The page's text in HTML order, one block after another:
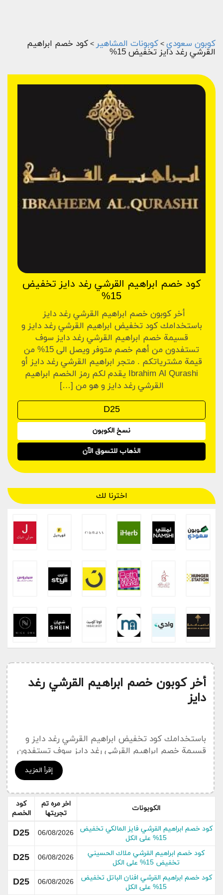
كوبون سعودي > كوبونات المشاهير > كود خصم ابراهيم
القرشي رغد دايز تخفيض 15%
كود خصم ابراهيم القرشي رغد دايز تخفيض
15%
أخر كوبون خصم ابراهيم القرشي رغد دايز
باستخدامك كود تخفيض ابراهيم القرشي رغد دايز و
قسيمة خصم ابراهيم القرشي رغد دايز سوف
تستفدون من أهم خصم متوفر ويصل الى 15% من
قيمة مشترياتكم . متجر ابراهيم القرشي رغد دايز أو
Ibrahim Al Qurashi يقدم لكم رمز الخصم ابراهيم
القرشي رغد دايز و هو من […]
نسخ الكوبون
الذهاب للتسوق الآن
اخترنا لك
إقرأ المزيد
أخر كوبون خصم ابراهيم القرشي رغد
دايز
باستخدامك كود تخفيض ابراهيم القرشي رغد دايز و
قسيمة خصم ابراهيم القرشي رغد دايز سوف تستفدون
من أهم خصم متوفر ويصل الى 15% من قيمة
مشترياتكم . متجر ابراهيم القرشي رغد دايز أو Ibrahim
و هو من بين العروض و الخصومات المهمة التي
يعمل كوبون سعودي على نشرها في هدا القسم الخاص
بجديد التخفيضات و العروض Ibrahim Al Qurashi .
يمكنكم الإضطلاع على جميع
القرشي رغد دايز Ibrahim Al Qurashi من خلال قسم
بكوبونات ابراهيم القرشي رغد دايز
الكوبونات
اخر مره تم
تجربتها
كود
الخصم
كود خصم ابراهيم القرشي فايز المالكي تخفيض
15% على الكل
06/08/2026
D25
كود خصم ابراهيم القرشي ملاك الحسيني
تخفيض 15% على الكل
06/08/2026
D25
كود خصم ابراهيم القرشي افنان الباتل تخفيض
15% على الكل
06/08/2026
D25